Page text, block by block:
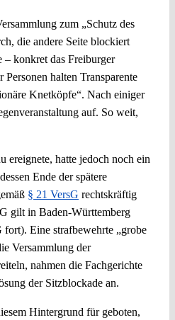
zum „Schutz des
die andere Seite blockiert
– konkret das Freiburger
halten Transparente
Knetköpfe“. Nach einiger
auf. So weit,
ereignete, hatte jedoch noch ein
Ende der spätere
§ 21 VersG rechtskräftig
gilt in Baden-Württemberg
Eine strafbewehrte „grobe
Versammlung der
nahmen die Fachgerichte
der Sitzblockade an.
Hintergrund für geboten,